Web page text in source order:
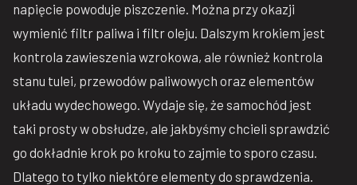
napięcie powoduje piszczenie. Można przy okazji
wymienić filtr paliwa i filtr oleju. Dalszym krokiem jest
kontrola zawieszenia wzrokowa, ale również kontrola
stanu tulei, przewodów paliwowych oraz elementów
układu wydechowego. Wydaje się, że samochód jest
taki prosty w obsłudze, ale jakbyśmy chcieli sprawdzić
go dokładnie krok po kroku to zajmie to sporo czasu.
Dlatego to tylko niektóre elementy do sprawdzenia.